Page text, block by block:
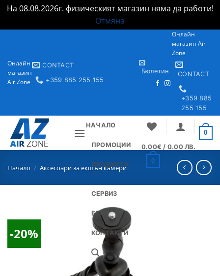
На 08.08.2026г. физическият магазин няма да работи!
Отмяна
content
Онлайн
магазин
Air Zone
CONTACT
+359 885 255 155
Бюлетин
Онлайн
магазин Air
Zone
CONTACT
+359 885
255 155
НАЧАЛО
ПРОМОЦИИ
ПРОДУКТИ
СЕРВИЗ
БЛОГ
КОНТАКТИ
0.00€ / 0.00 ЛВ.
0
0
Начало / Аксесоари за екшън камери
-20%